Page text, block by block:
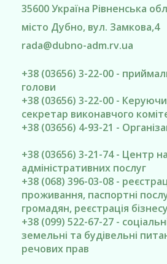
35600Україна Рівненська
місто Дубно, вул. Замкова,4
rada@dubno-adm.rv.ua
+38 (03656) 3-22-00 -
голови
+38 (03656) 3-22-00 -
секретар виконавчого
+38 (03656) 4-93-21 -
+38 (03656) 3-21-74 - Центр
адміністративних послуг
+38 (068) 396-03-08 -
проживання, паспортні
громадян, реєстрація бізнесу
+38 (099) 522-67-27 -
земельні та будівельні
речових прав